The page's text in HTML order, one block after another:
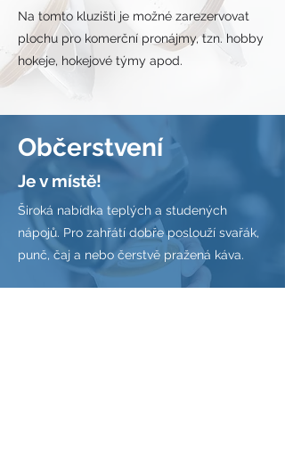
Na tomto kluzišti je možné zarezervovat
plochu pro komerční pronájmy, tzn. hobby
hokeje, hokejové týmy apod.
Občerstvení
Je v místě!
Široká nabídka teplých a studených
nápojů. Pro zahřátí dobře poslouží svařák,
punč, čaj a nebo čerstvě pražená káva.